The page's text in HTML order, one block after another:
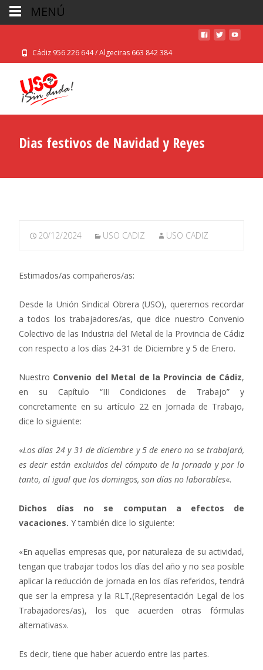
Cádiz 956 226 644 / Algeciras 663 842 384
Dias festivos de Navidad y Reyes
20/12/2024 USO CADIZ USO CADIZ
Estimados/as compañeros/as:
Desde la Unión Sindical Obrera (USO), queremos recordar
a todos los trabajadores/as, que dice nuestro Convenio
Colectivo de las Industria del Metal de la Provincia de Cádiz
con respecto a los días 24-31 de Diciembre y 5 de Enero.
Nuestro Convenio del Metal de la Provincia de Cádiz,
en su Capítulo “III Condiciones de Trabajo” y
concretamente en su artículo 22 en Jornada de Trabajo,
dice lo siguiente:
«Los días 24 y 31 de diciembre y 5 de enero no se trabajará,
es decir están excluidos del cómputo de la jornada y por lo
tanto, al igual que los domingos, son días no laborables«.
Dichos días no se computan a efectos de
vacaciones. Y también dice lo siguiente:
«En aquellas empresas que, por naturaleza de su actividad,
tengan que trabajar todos los días del año y no sea posible
aplicar la reducción de jornada en los días referidos, tendrá
que ser la empresa y la RLT,(Representación Legal de los
Trabajadores/as), los que acuerden otras fórmulas
alternativas».
Es decir, tiene que haber acuerdo entre las partes.
MENÚ